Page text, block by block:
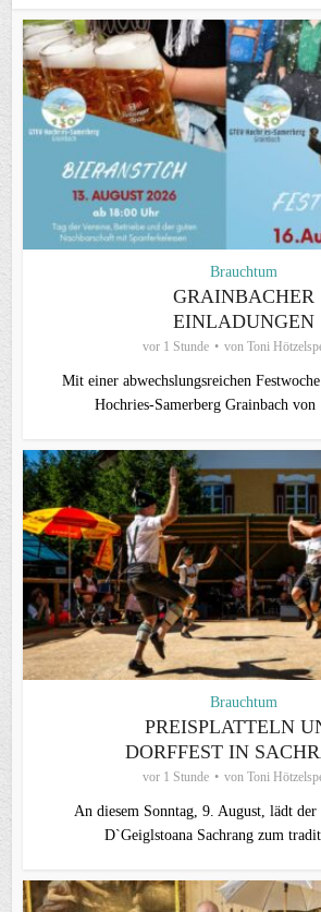
Brauchtum
GRAINBACHER
EINLADUNGEN
vor 1 Stunde von Toni
Mit einer abwechslungsreichen
Hochries-Samerberg Grainbach von
Brauchtum
PREISPLATTELN
DORFFEST IN
vor 1 Stunde von Toni
An diesem Sonntag, 9. August, lädt der
D`Geiglstoana Sachrang zum